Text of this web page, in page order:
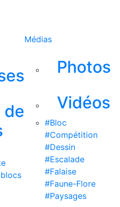
de
Médias
Photos
Vidéos
#Bloc
#Compétition
#Dessin
#Escalade
#Falaise
#Faune-Flore
#Paysages